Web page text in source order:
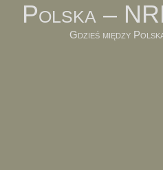
Polska –
Gdzieś między